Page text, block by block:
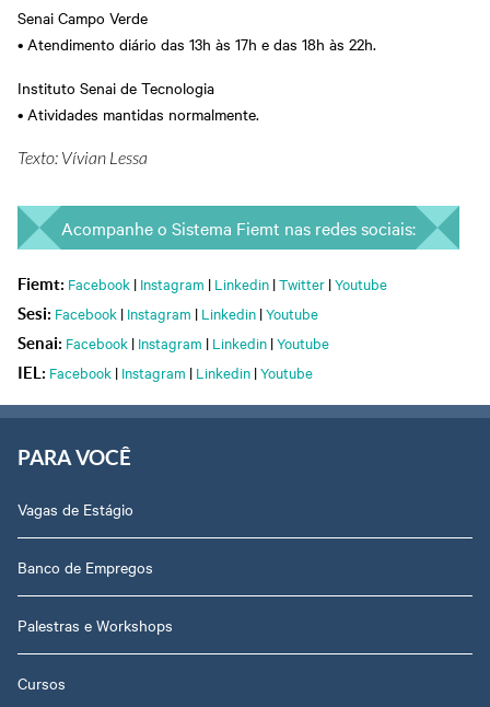
Senai Campo Verde
• Atendimento diário das 13h às 17h e das 18h às 22h.
Instituto Senai de Tecnologia
• Atividades mantidas normalmente.
Texto: Vívian Lessa
Acompanhe o Sistema Fiemt nas redes sociais:
Fiemt: Facebook | Instagram | Linkedin |Twitter |Youtube
Sesi: Facebook | Instagram | Linkedin |Youtube
Senai: Facebook | Instagram | Linkedin |Youtube
IEL: Facebook | Instagram | Linkedin |Youtube
PARA VOCÊ
Vagas de Estágio
Banco de Empregos
Palestras e Workshops
Cursos